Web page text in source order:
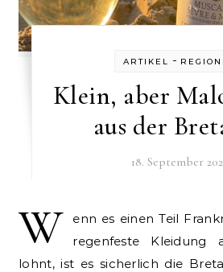
ARTIKEL -
Klein, aber
aus der
18. September
W
enn es einen Teil
regenfeste Kleidung
lohnt, ist es sicherlich die